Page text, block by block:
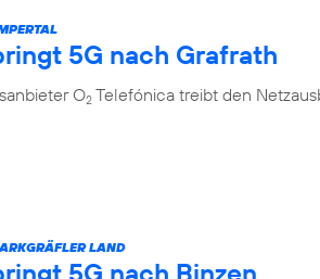
5G nach Grafrath
O2 Telefónica treibt den
LAND
5G nach Binzen